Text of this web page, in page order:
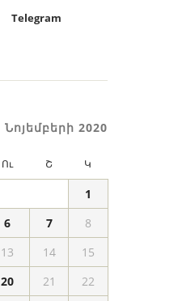
Telegram
Նոյեմբերի 2020
Ու Շ Կ
1
6 7
8
13 14
15
20 21
22